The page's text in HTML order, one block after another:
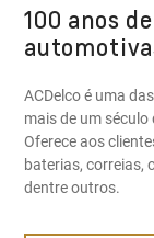
100 anos
ACDelco é uma
mais de um
Oferece aos
baterias, correias,
dentre outros.